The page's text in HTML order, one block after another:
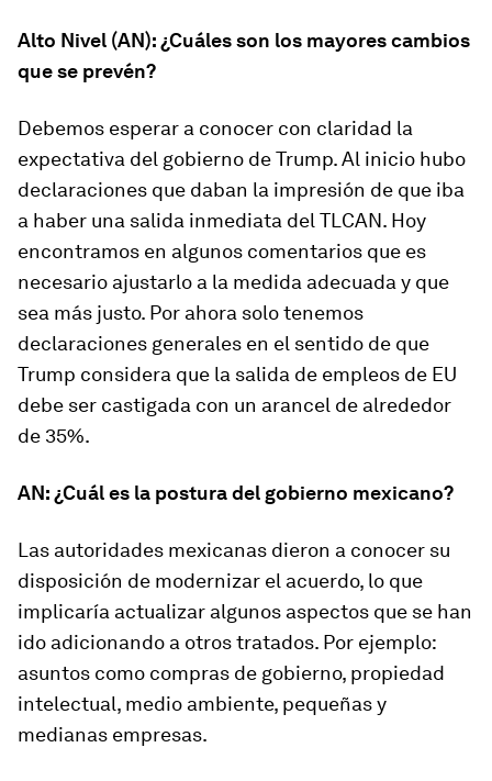
Alto Nivel (AN): ¿Cuáles son los mayores cambios
que se prevén?
Debemos esperar a conocer con claridad la
expectativa del gobierno de Trump. Al inicio hubo
declaraciones que daban la impresión de que iba
a haber una salida inmediata del TLCAN. Hoy
encontramos en algunos comentarios que es
necesario ajustarlo a la medida adecuada y que
sea más justo. Por ahora solo tenemos
declaraciones generales en el sentido de que
Trump considera que la salida de empleos de EU
debe ser castigada con un arancel de alrededor
de 35%.
AN: ¿Cuál es la postura del gobierno mexicano?
Las autoridades mexicanas dieron a conocer su
disposición de modernizar el acuerdo, lo que
implicaría actualizar algunos aspectos que se han
ido adicionando a otros tratados. Por ejemplo:
asuntos como compras de gobierno, propiedad
intelectual, medio ambiente, pequeñas y
medianas empresas.